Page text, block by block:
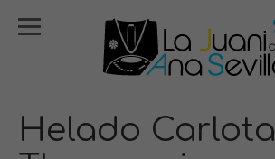
Helado Carlota